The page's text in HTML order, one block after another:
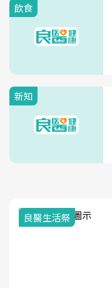
飲食
新知
良醫生活祭